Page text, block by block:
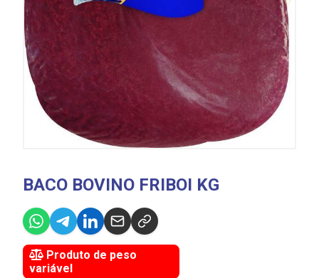
BACO BOVINO FRIBOI KG
Produto de peso
variável